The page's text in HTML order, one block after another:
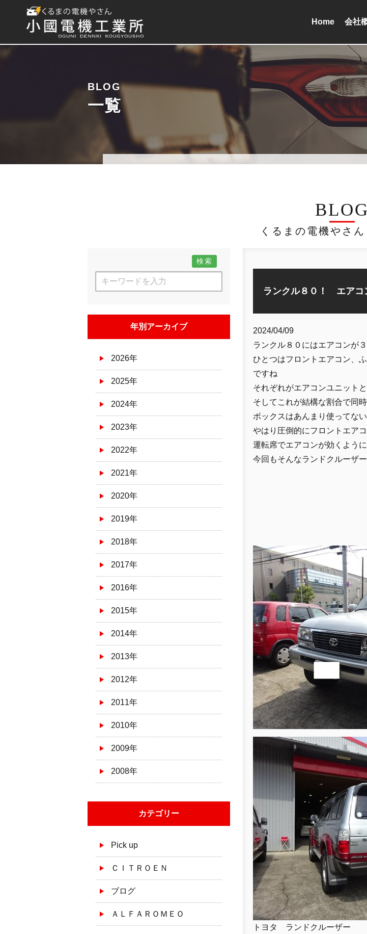
Home 会社
BLOG
一覧
BLOG
くるまの電機やさん
検索
年別アーカイブ
2026年
2025年
2024年
2023年
2022年
2021年
2020年
2019年
2018年
2017年
2016年
2015年
2014年
2013年
2012年
2011年
2010年
2009年
2008年
カテゴリー
Pick up
ＣＩＴＲＯＥＮ
ブログ
ＡＬＦＡＲＯＭＥＯ
ランクル８０！ エアコ
2024/04/09
ランクル８０にはエアコンが
ひとつはフロントエアコン、
ですね
それぞれがエアコンユニット
そしてこれが結構な割合で同
ボックスはあんまり使ってな
やはり圧倒的にフロントエア
運転席でエアコンが効くよう
今回もそんなランドクルーザ
トヨタ ランドクルーザー